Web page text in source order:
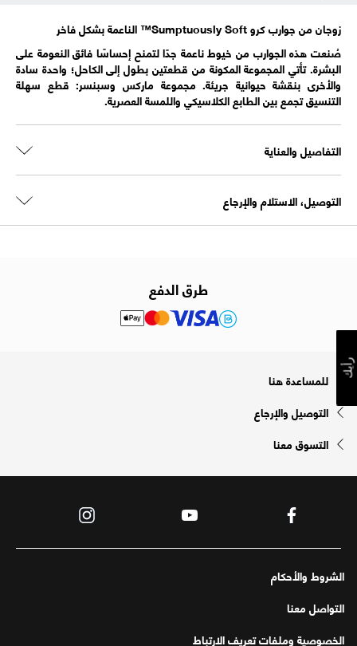
زوجان من جوارب كرو Sumptuously Soft™ الناعمة بشكل فاخر
صُنعت هذه الجوارب من خيوط ناعمة جدًا لتمنح إحساسًا فائق النعومة على
البشرة. تأتي المجموعة المكونة من قطعتين بطول إلى الكاحل؛ واحدة سادة
والأخرى بنقشة حيوانية جريئة. مجموعة ماركس وسبنسر: قطع سهلة
التنسيق تجمع بين الطابع الكلاسيكي واللمسة العصرية.
التفاصيل والعناية
التوصيل، الاستلام والإرجاع
طرق الدفع
للمساعدة هنا
التوصيل والإرجاع
التسوق معنا
الشروط والأحكام
التواصل معنا
الخصوصية وملفات تعريف الارتباط
رأيك